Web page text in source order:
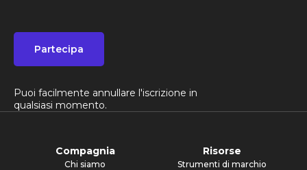
Partecipa
Puoi facilmente annullare l'iscrizione in
qualsiasi momento.
Compagnia
Chi siamo
Risorse
Strumenti di marchio